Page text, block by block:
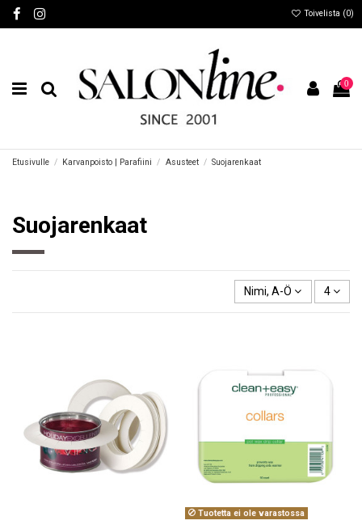
Toivelista (0)
0
Etusivulle Karvanpoisto | Parafiini Asusteet Suojarenkaat
Suojarenkaat
Nimi, A-Ö 4
Tuotetta ei ole varastossa